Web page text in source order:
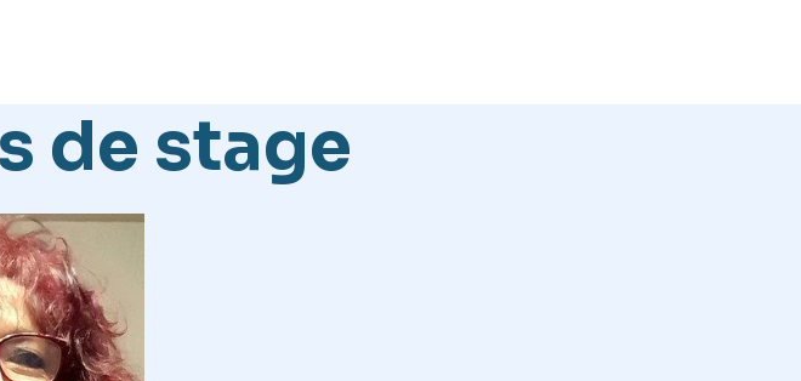
de stage